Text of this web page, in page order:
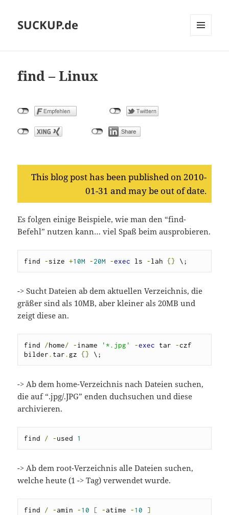
SUCKUP.de
find – Linux
This blog post has been published on 2010-
01-31 and may be out of date.
Es folgen einige Beispiele, wie man den “find-
Befehl” nutzen kann… viel Spaß beim ausprobieren.
find -size +10M -20M -exec ls -lah {} \;
-> Sucht Dateien ab dem aktuellen Verzeichnis, die
gräßer sind als 10MB, aber kleiner als 20MB und
zeigt diese an.
find /home/ -iname '*.jpg' -exec tar -czf
bilder. tar.gz {} \;
-> Ab dem home-Verzeichnis nach Dateien suchen,
die auf “.jpg/.JPG” enden duchsuchen und diese
archivieren.
find / -used 1
-> Ab dem root-Verzeichnis alle Dateien suchen,
welche heute (1 -> Tag) verwendet wurde.
find / -amin -10 [ -atime -10 ]